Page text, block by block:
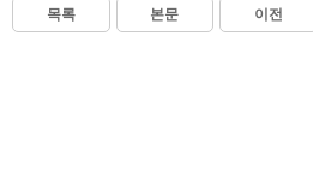
목록 본문 이전